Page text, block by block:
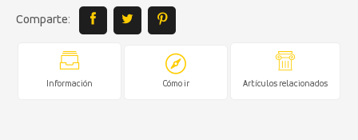
Comparte:
Información Cómo ir Artículos relacionados